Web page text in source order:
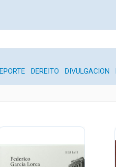
DEREITO DIVULGACION